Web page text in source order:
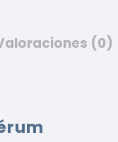
(0)